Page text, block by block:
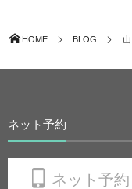
HOME BLOG
ネット予約
ネット予約